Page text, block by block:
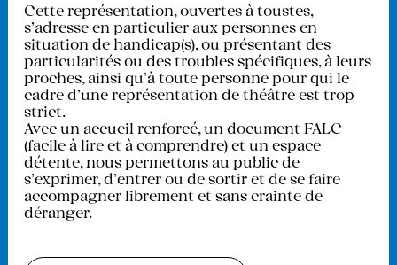
Cette représentation, ouvertes à toustes,
s'adresse en particulier aux personnes en
situation de handicap(s), ou présentant des
particularités ou des troubles spécifiques, à leurs
proches, ainsi qu’à toute personne pour qui le
cadre d’une représentation de théâtre est trop
strict.
Avec un accueil renforcé, un document FALC
(facile à lire et à comprendre) et un espace
détente, nous permettons au public de
s’exprimer, d’entrer ou de sortir et de se faire
accompagner librement et sans crainte de
déranger.